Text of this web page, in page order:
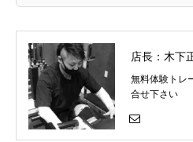
店長：木下
無料体験トレ
合せ下さい